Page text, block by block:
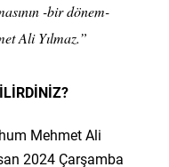
-bir dönem-
Ali Yılmaz.”
Mehmet Ali
2024 Çarşamba